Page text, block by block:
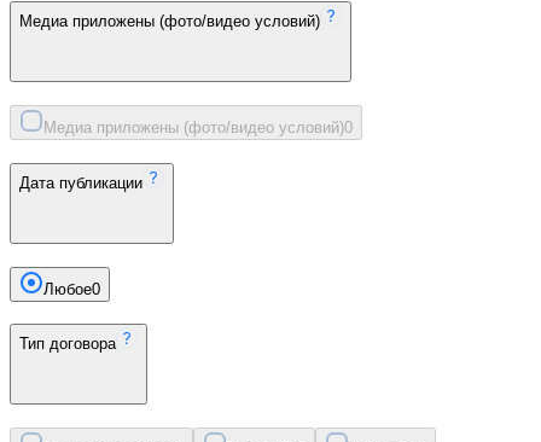
Медиа приложены (фото/видео условий)
Медиа приложены (фото/видео условий)0
Дата публикации
Любое0
Тип договора